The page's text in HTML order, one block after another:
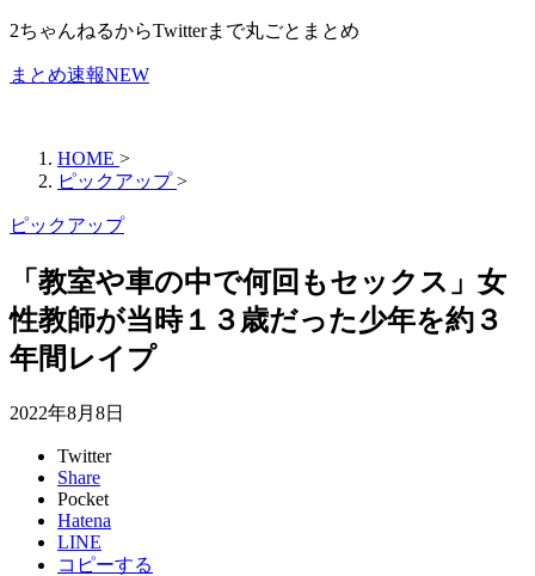
2ちゃんねるからTwitterまで丸ごとまとめ
まとめ速報NEW
HOME >
ピックアップ >
ピックアップ
「教室や車の中で何回もセックス」女
性教師が当時１３歳だった少年を約３
年間レイプ
2022年8月8日
Twitter
Share
Pocket
Hatena
LINE
コピーする